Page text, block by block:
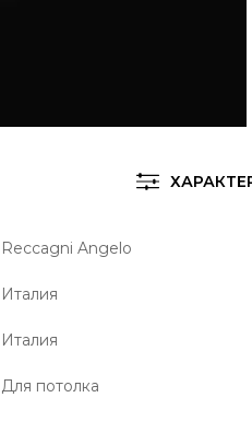
Reccagni Angelo
Италия
Италия
Для потолка